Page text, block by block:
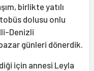
birlikte yatılı
dolusu onlu
Denizli
günleri dönerdik.
için annesi Leyla